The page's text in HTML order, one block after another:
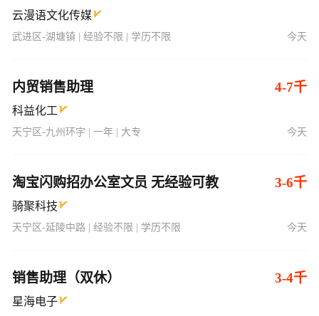
云漫语文化传媒
武进区-湖塘镇 | 经验不限 | 学历不限 今天
内贸销售助理 4-7千
科益化工
天宁区-九州环宇 | 一年 | 大专 今天
淘宝闪购招办公室文员 无经验可教 3-6千
骑聚科技
天宁区-延陵中路 | 经验不限 | 学历不限 今天
销售助理（双休） 3-4千
星海电子